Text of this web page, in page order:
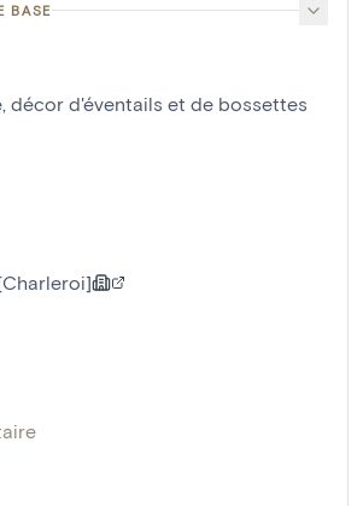
BASE
décor d'éventails et de bossettes